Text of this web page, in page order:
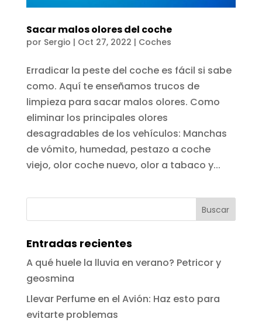
Sacar malos olores del coche
por Sergio | Oct 27, 2022 | Coches
Erradicar la peste del coche es fácil si sabe
como. Aquí te enseñamos trucos de
limpieza para sacar malos olores. Como
eliminar los principales olores
desagradables de los vehículos: Manchas
de vómito, humedad, pestazo a coche
viejo, olor coche nuevo, olor a tabaco y...
Entradas recientes
A qué huele la lluvia en verano? Petricor y
geosmina
Llevar Perfume en el Avión: Haz esto para
evitarte problemas